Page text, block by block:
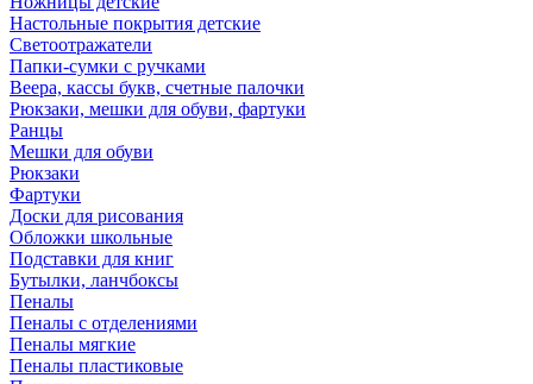
Настольные покрытия детские
Светоотражатели
Папки-сумки с ручками
Веера, кассы букв, счетные палочки
Рюкзаки, мешки для обуви, фартуки
Ранцы
Мешки для обуви
Рюкзаки
Фартуки
Доски для рисования
Обложки школьные
Подставки для книг
Бутылки, ланчбоксы
Пеналы
Пеналы с отделениями
Пеналы мягкие
Пеналы пластиковые